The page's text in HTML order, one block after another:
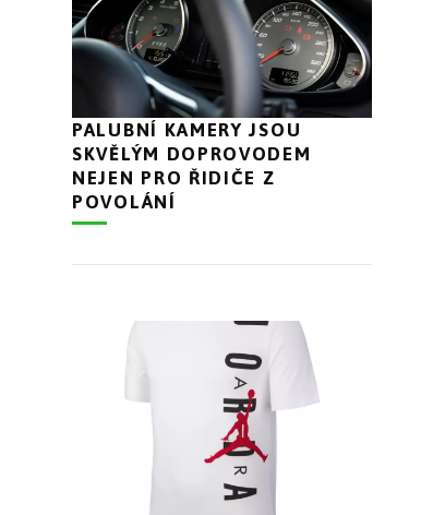
PALUBNÍ KAMERY JSOU
SKVĚLÝM DOPROVODEM
NEJEN PRO ŘIDIČE Z
POVOLÁNÍ